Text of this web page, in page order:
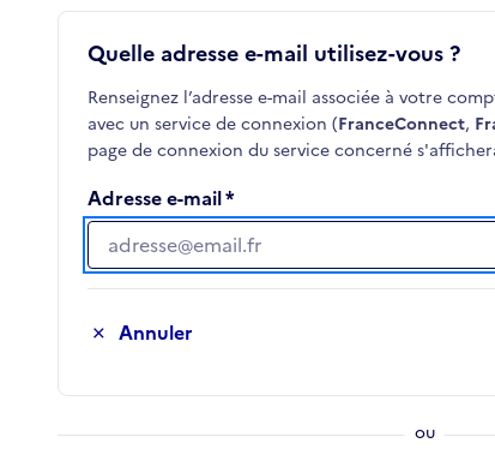
Quelle adresse e-mail utilisez-vous ?
Renseignez l’adresse e-mail associée à votre
avec un service de connexion (FranceConnect,
page de connexion du service concerné
Adresse e-mail
Adresse e-mail
Annuler